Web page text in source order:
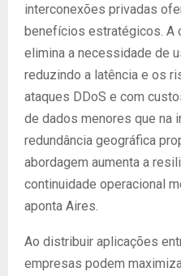
interconexões privadas
benefícios estratégicos. A
elimina a necessidade de
reduzindo a latência e os
ataques DDoS e com
de dados menores que na
redundância geográfica
abordagem aumenta a
continuidade operacional
aponta Aires.
Ao distribuir aplicações
empresas podem